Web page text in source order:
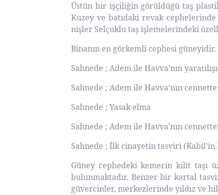
Üstün bir işçiliğin görüldüğü taş
Kuzey ve batıdaki revak
nişler Selçuklu taş işlemelerindeki
Binanın en görkemli cephesi güneyidir.
Sahnede ; Adem ile Havva’nın yaratılışı
Sahnede ; Adem ile Havva’nın cennette
Sahnede ; Yasak elma
Sahnede ; Adem ile Havva’nın
Sahnede ; İlk cinayetin tasviri
Güney cephedeki kemerin kilit taşı
bulunmaktadır. Benzer bir kartal
güvercinler, merkezlerinde yıldız ve